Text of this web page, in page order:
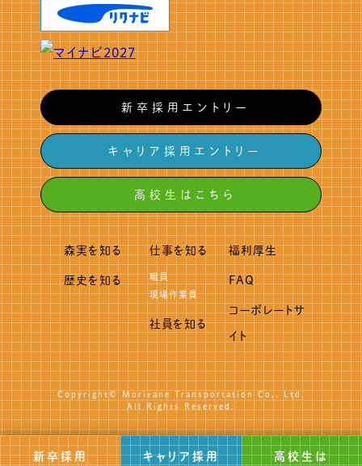
新卒採用 キャリア採用 高校生は
新卒採用エントリー
キャリア採用エントリー
高校生はこちら
森実を知る
歴史を知る
仕事を知る
職員
現場作業員
社員を知る
福利厚生
FAQ
コーポレートサ
イト
Copyright© Morizane Transportation Co,. Ltd.
All Rights Reserved.